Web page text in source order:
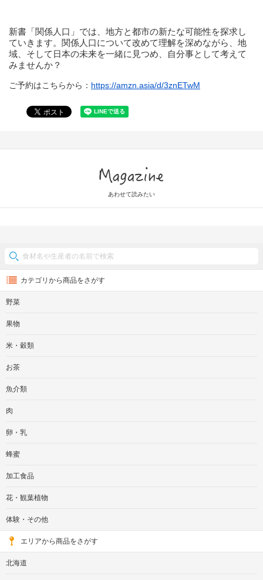
新書「関係人口」では、地方と都市の新たな可能性を探求し
ていきます。関係人口について改めて理解を深めながら、地
域、そして日本の未来を一緒に見つめ、自分事として考えて
みませんか？
ご予約はこちらから： https://amzn.asia/d/3znETwM
あわせて読みたい
カテゴリから商品をさがす
野菜
果物
米・穀類
お茶
魚介類
肉
卵・乳
蜂蜜
加工食品
花・観葉植物
体験・その他
エリアから商品をさがす
北海道